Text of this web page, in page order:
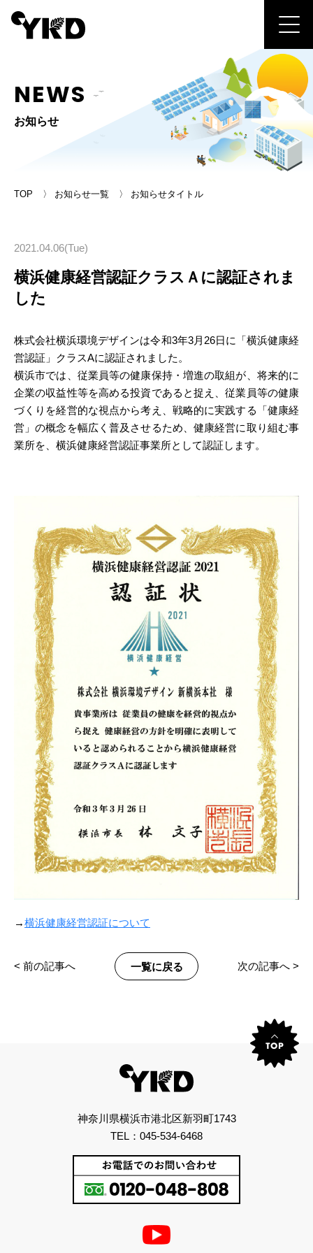
NEWS
お知らせ
TOP お知らせ一覧 お知らせタイトル
横浜健康経営認証クラスＡに認証されま
した
2021.04.06(Tue)
株式会社横浜環境デザインは令和3年3月26日に「横浜健康経
営認証」クラスAに認証されました。
横浜市では、従業員等の健康保持・増進の取組が、将来的に
企業の収益性等を高める投資であると捉え、従業員等の健康
づくりを経営的な視点から考え、戦略的に実践する「健康経
営」の概念を幅広く普及させるため、健康経営に取り組む事
業所を、横浜健康経営認証事業所として認証します。
→横浜健康経営認証について
< 前の記事へ 一覧に戻る 次の記事へ >
神奈川県横浜市港北区新羽町1743
TEL：045-534-6468